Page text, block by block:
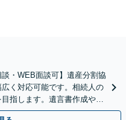
談・WEB面談可】遺産分割協
く対応可能です。相続人の
指します。遺言書作成や成
任せください。